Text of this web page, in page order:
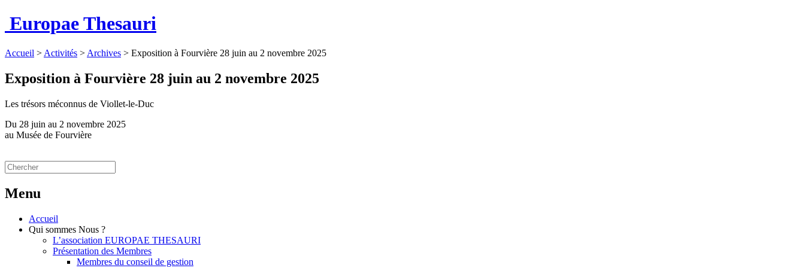
Europae Thesauri
Accueil > Activités > Archives > Exposition à Fourvière 28 juin au 2 novembre 2025
Exposition à Fourvière 28 juin au 2 novembre 2025
Les trésors méconnus de Viollet-le-Duc
Du 28 juin au 2 novembre 2025
au Musée de Fourvière
Menu
Accueil
Qui sommes Nous ?
L’association EUROPAE THESAURI
Présentation des Membres
Membres du conseil de gestion